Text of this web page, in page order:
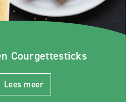
Courgettesticks
Lees meer